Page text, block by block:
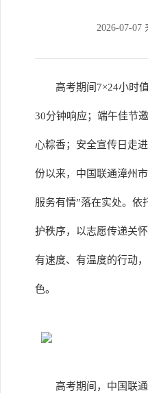
2026-07-07
高考期间7×24小时
30分钟响应；端午佳节
心粽香；安全宣传日走
份以来，中国联通漳州
服务有情”落在实处。依
护秩序，以志愿传递关
有速度、有温度的行动
色。
高考期间，中国联